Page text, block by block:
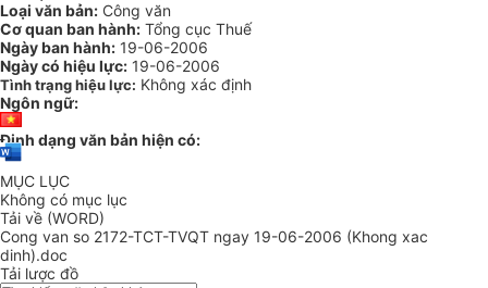
Loại văn bản: Công văn
Cơ quan ban hành: Tổng cục Thuế
Ngày ban hành: 19-06-2006
Ngày có hiệu lực: 19-06-2006
Tình trạng hiệu lực: Không xác định
Ngôn ngữ:
Định dạng văn bản hiện có:
MỤC LỤC
Không có mục lục
Tải về (WORD)
Cong van so 2172-TCT-TVQT ngay 19-06-2006 (Khong xac
dinh).doc
Tải lược đồ